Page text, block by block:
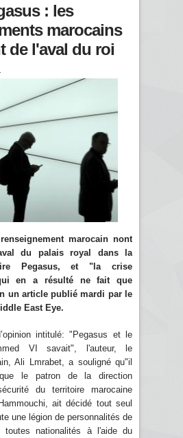
: les
marocains
de l'aval du roi
marocain nont
du palais royal dans la
Pegasus, et "la crise
en a résulté ne fait que
un article publié mardi par le
East Eye.
intitulé: "Pegasus et le
VI savait", l'auteur, le
Ali Lmrabet, a souligné qu"il
le patron de la direction
du territoire marocaine
ait décidé tout seul
une légion de personnalités de
nationalités à l'aide du